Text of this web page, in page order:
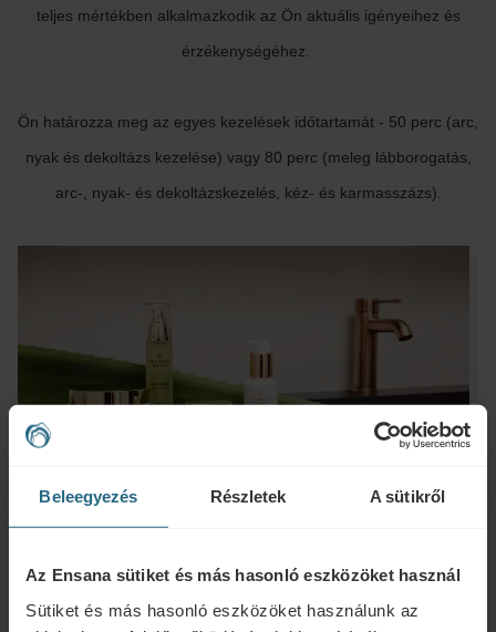
Beleegyezés Részletek A sütikről
Az Ensana sütiket és más hasonló eszközöket használ
Sütiket és más hasonló eszközöket használunk az
teljes mértékben alkalmazkodik az Ön aktuális igényeihez és
érzékenységéhez.
Ön határozza meg az egyes kezelések időtartamát - 50 perc (arc,
nyak és dekoltázs kezelése) vagy 80 perc (meleg lábborogatás,
arc-, nyak- és dekoltázskezelés, kéz- és karmasszázs).